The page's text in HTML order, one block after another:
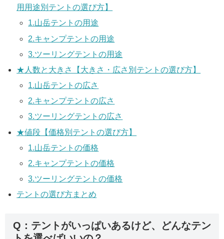
用用途別テントの選び方】
1.山岳テントの用途
2.キャンプテントの用途
3.ツーリングテントの用途
★人数と大きさ【大きさ・広さ別テントの選び方】
1.山岳テントの広さ
2.キャンプテントの広さ
3.ツーリングテントの広さ
★値段【価格別テントの選び方】
1.山岳テントの価格
2.キャンプテントの価格
3.ツーリングテントの価格
テントの選び方まとめ
Q：テントがいっぱいあるけど、どんなテン